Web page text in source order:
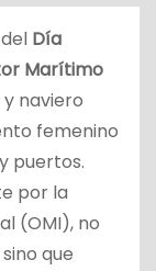
Día
Marítimo
naviero
femenino
puertos.
por la
(OMI), no
que